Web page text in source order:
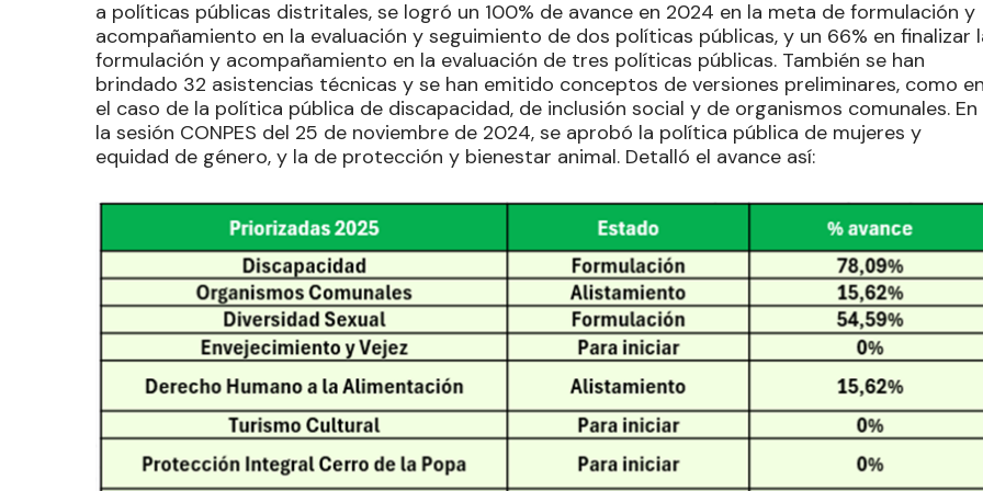
a políticas públicas distritales, se logró un 100% de avance en 2024 en la meta de formulación y
acompañamiento en la evaluación y seguimiento de dos políticas públicas, y un 66% en finalizar
formulación y acompañamiento en la evaluación de tres políticas públicas. También se han
brindado 32 asistencias técnicas y se han emitido conceptos de versiones preliminares, como
el caso de la política pública de discapacidad, de inclusión social y de organismos comunales. En
la sesión CONPES del 25 de noviembre de 2024, se aprobó la política pública de mujeres y
equidad de género, y la de protección y bienestar animal. Detalló el avance así: